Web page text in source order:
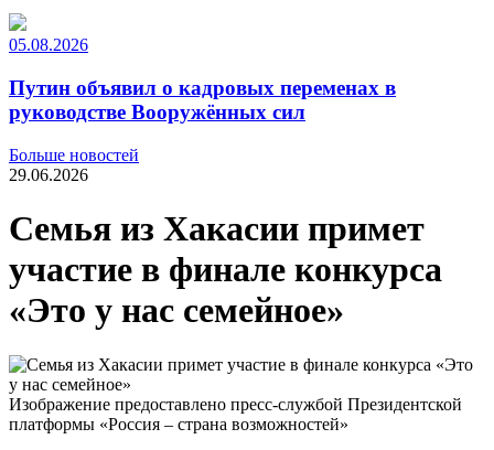
05.08.2026
Путин объявил о кадровых переменах в
руководстве Вооружённых сил
Больше новостей
29.06.2026
Семья из Хакасии примет
участие в финале конкурса
«Это у нас семейное»
Изображение предоставлено пресс-службой Президентской
платформы «Россия – страна возможностей»